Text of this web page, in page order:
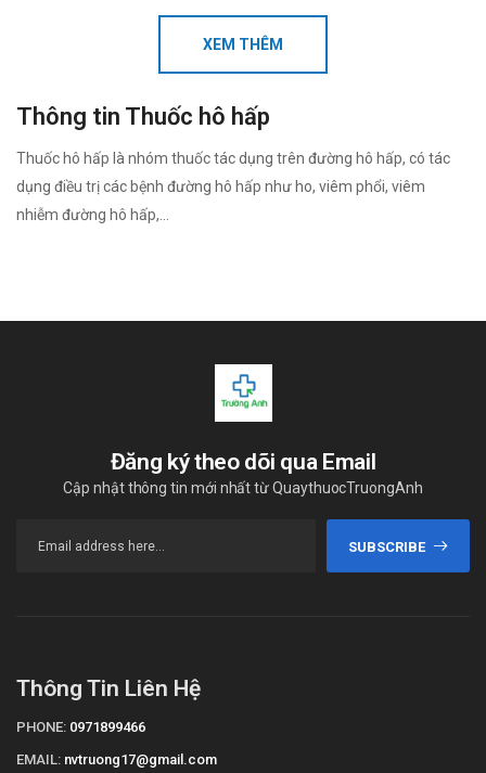
XEM THÊM
Thông tin Thuốc hô hấp
Thuốc hô hấp là nhóm thuốc tác dụng trên đường hô hấp, có tác
dụng điều trị các bệnh đường hô hấp như ho, viêm phổi, viêm
nhiễm đường hô hấp,...
Đăng ký theo dõi qua Email
Cập nhật thông tin mới nhất từ QuaythuocTruongAnh
SUBSCRIBE
Thông Tin Liên Hệ
PHONE: 0971899466
EMAIL: nvtruong17@gmail.com